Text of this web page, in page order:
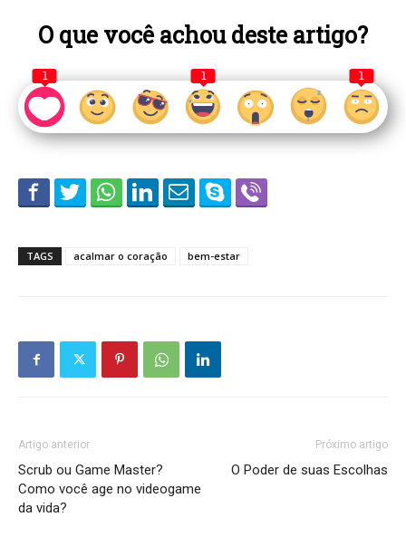
O que você achou deste artigo?
1 1 1
TAGS acalmar o coração bem-estar
Artigo anterior
Scrub ou Game Master?
Como você age no videogame
da vida?
Próximo artigo
O Poder de suas Escolhas